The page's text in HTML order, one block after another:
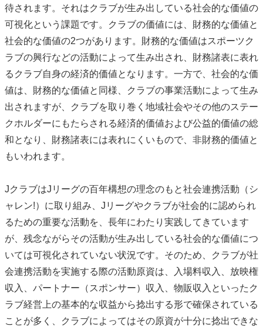
待されます。それはクラブが生み出している社会的な価値の
可視化という課題です。クラブの価値には、財務的な価値と
社会的な価値の2つがあります。財務的な価値はスポーツク
ラブの興行などの活動によって生み出され、財務諸表に表れ
るクラブ自身の経済的価値となります。一方で、社会的な価
値は、財務的な価値と同様、クラブの事業活動によって生み
出されますが、クラブを取り巻く地域社会やその他のステー
クホルダーにもたらされる経済的価値および公益的価値の総
和となり、財務諸表には表れにくいもので、非財務的価値と
もいわれます。
JクラブはJリーグの百年構想の理念のもと社会連携活動（シ
ャレン!）に取り組み、Jリーグやクラブが社会的に認められ
るための重要な活動を、長年にわたり実践してきています
が、残念ながらその活動が生み出している社会的な価値につ
いては可視化されていない状況です。そのため、クラブが社
会連携活動を実施する際の活動原資は、入場料収入、放映権
収入、パートナー（スポンサー）収入、物販収入といったク
ラブ経営上の基本的な収益から捻出する形で確保されている
ことが多く、クラブによってはその原資が十分に捻出できな